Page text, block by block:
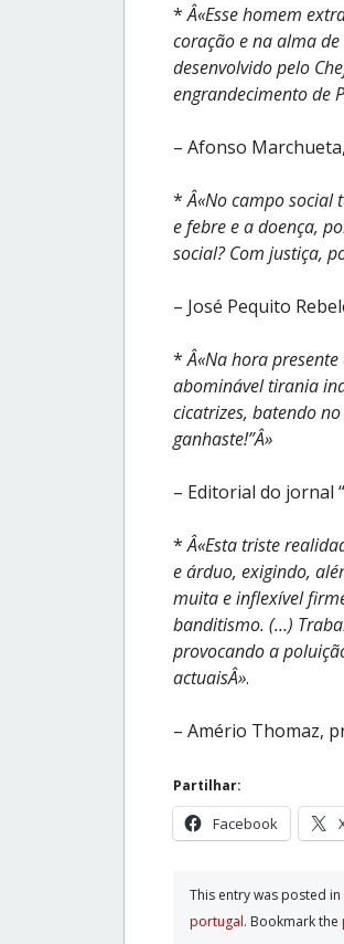
*Â«Esse homem
coração e na alma
desenvolvido pelo
engrandecimento de
– Afonso
*Â«No campo social
e febre e a doença,
social? Com justiça,
– José Pequito
*Â«Na hora
abominável tirania
cicatrizes, batendo
ganhaste!”Â»
– Editorial do jornal
*Â«Esta triste
e árduo, exigindo,
muita e inflexível
banditismo. (…)
provocando a
actuaisÂ».
– Amério Thomaz,
Partilhar:
Facebook
This entry was posted in
portugal. Bookmark the